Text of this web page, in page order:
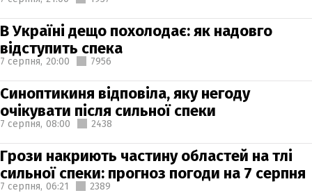
В Україні дещо похолодає: як надовго
відступить спека
7 серпня, 20:00 7956
Синоптикиня відповіла, яку негоду
очікувати після сильної спеки
7 серпня, 08:00 2438
Грози накриють частину областей на тлі
сильної спеки: прогноз погоди на 7 серпня
7 серпня, 06:21 2389